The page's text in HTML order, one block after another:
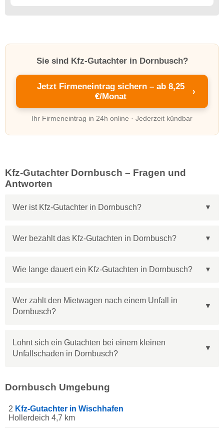
Sie sind Kfz-Gutachter in Dornbusch?
Jetzt Firmeneintrag sichern – ab 8,25
€/Monat
›
Ihr Firmeneintrag in 24h online · Jederzeit kündbar
Kfz-Gutachter Dornbusch – Fragen und
Antworten
Wer ist Kfz-Gutachter in Dornbusch?
Wer bezahlt das Kfz-Gutachten in Dornbusch?
Wie lange dauert ein Kfz-Gutachten in Dornbusch?
Wer zahlt den Mietwagen nach einem Unfall in
Dornbusch?
Lohnt sich ein Gutachten bei einem kleinen
Unfallschaden in Dornbusch?
Dornbusch Umgebung
2 Kfz-Gutachter in Wischhafen
Hollerdeich 4,7 km